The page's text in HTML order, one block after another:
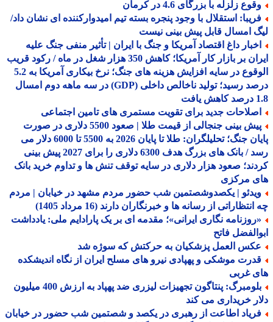
زلزله با بزرگای 4.6 در کرمان
استقلال با وجود پنجره بسته تیم امیدوارکننده ای نشان داد/
امسال قابل پیش بینی نیست
داغ اقتصاد آمریکا و جنگ با ایران | تأثیر منفی جنگ علیه
ایران بر بازار کار آمریکا؛ کاهش 350 هزار شغل در ماه / رکود قریب
الوقوع در سایه افزایش هزینه های جنگ؛ نرخ بیکاری آمریکا به 5.2
درصد رسید؛ تولید ناخالص داخلی (GDP) در سه ماهه دوم امسال
جدید برای تقویت مستمری های تامین اجتماعی
پیش بینی جنجالی از قیمت طلا | صعود 5500 دلاری در صورت
پایان جنگ؛ تحلیلگران: طلا تا پایان 2026 به 5500 تا 6000 دلار می
رسد / بانک های بزرگ هدف 6300 دلاری را برای 2027 پیش بینی
صعود هزار دلاری در سایه توقف تنش ها و تداوم خرید بانک
مرکزی
| یکصدوشصتمین شب حضور مردم مشهد در خیابان | مردم
از رسانه ها و خبرنگاران دارند (16 مرداد 1405)
نگاری ایرانی»؛ مقدمه ای بر یک پارادایم ملی: یادداشت
فاتح
العمل پزشکیان به حرکتش که سوژه شد
موشکی و پهپادی نیرو های مسلح ایران از نگاه اندیشکده
غربی
بلومبرگ: پنتاگون تجهیزات لیزری ضد پهپاد به ارزش 400 میلیون
خریداری می کند
اطاعت از رهبری در یکصد و شصتمین شب حضور در خیابان